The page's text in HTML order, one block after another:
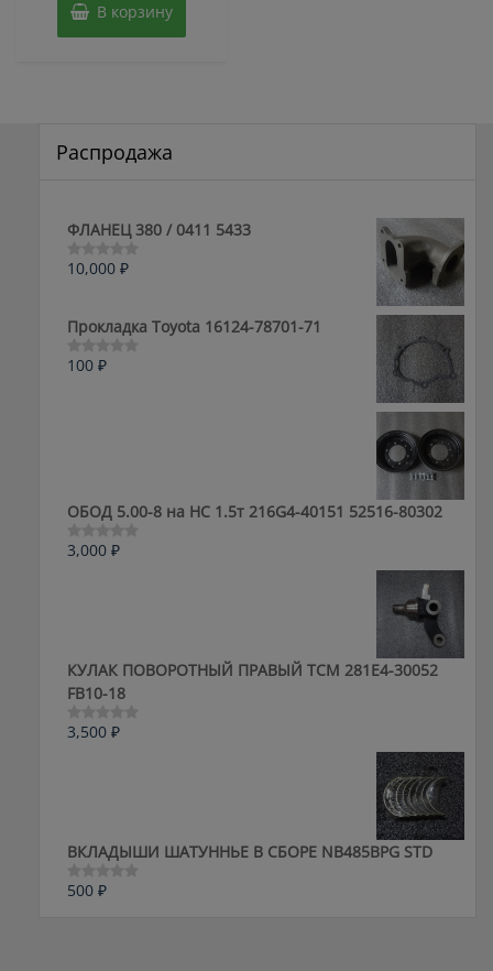
В корзину
Распродажа
ФЛАНЕЦ 380 / 0411 5433
Оценка
5
10,000 ₽
Прокладка Toyota 16124-78701-71
Оценка
100 ₽
ОБОД 5.00-8 на HC 1.5т 216G4-40151 52516-80302
Оценка
3,000 ₽
КУЛАК ПОВОРОТНЫЙ ПРАВЫЙ ТСМ 281E4-30052
FB10-18
Оценка
3,500 ₽
ВКЛАДЫШИ ШАТУННЬЕ В СБОРЕ NB485BPG STD
Оценка
500 ₽